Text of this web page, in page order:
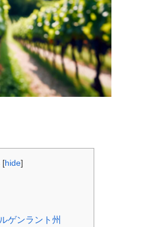
[hide]
ゲンラント州